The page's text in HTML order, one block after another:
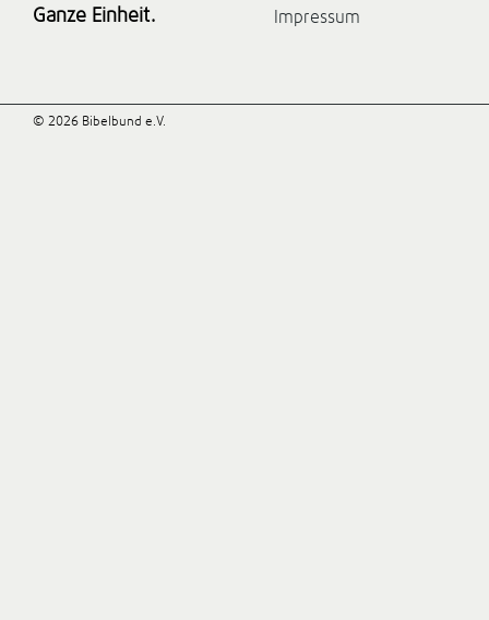
Ganze Einheit.
Impressum
© 2026 Bibelbund e.V.